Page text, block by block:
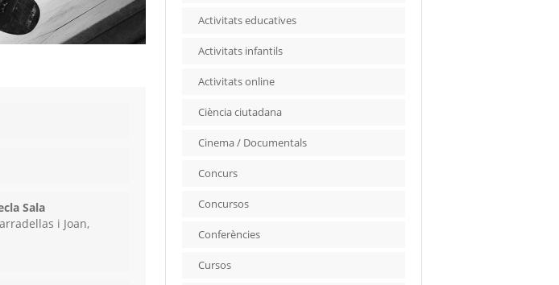
Sala
i Joan,
Activitats educatives
Activitats infantils
Activitats online
Ciència ciutadana
Cinema / Documentals
Concurs
Concursos
Conferències
Cursos